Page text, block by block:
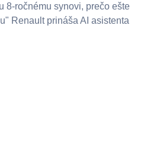
8-ročnému synovi, prečo ešte
Renault prináša AI asistenta